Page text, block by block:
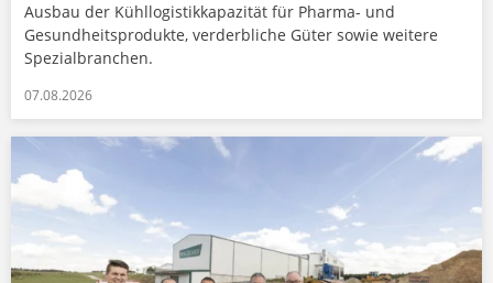
Ausbau der Kühllogistikkapazität für Pharma- und
Gesundheitsprodukte, verderbliche Güter sowie weitere
Spezialbranchen.
07.08.2026